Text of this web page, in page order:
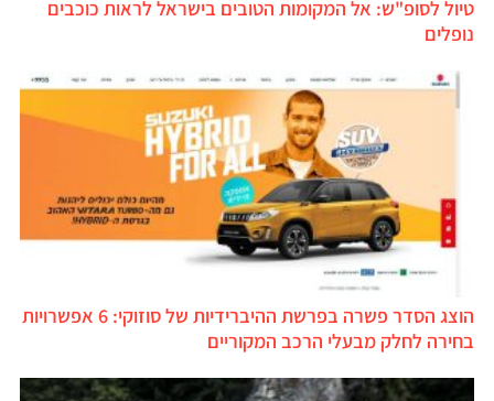
טיול לסופ"ש: אל המקומות הטובים בישראל לראות כוכבים
נופלים
הוצג הסדר פשרה בפרשת ההיברידיות של סוזוקי: 6 אפשרויות
בחירה לחלק מבעלי הרכב המקוריים